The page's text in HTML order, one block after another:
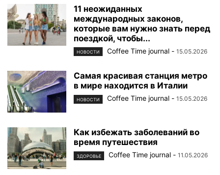
11 неожиданных
международных законов,
которые вам нужно знать перед
поездкой, чтобы...
НОВОСТИ Coffee Time journal - 15.05.2026
Самая красивая станция метро
в мире находится в Италии
НОВОСТИ Coffee Time journal - 15.05.2026
Как избежать заболеваний во
время путешествия
ЗДОРОВЬЕ Coffee Time journal - 11.05.2026